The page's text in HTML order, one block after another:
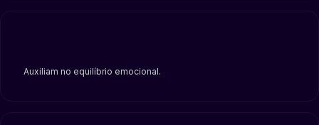
Auxiliam no equilíbrio emocional.